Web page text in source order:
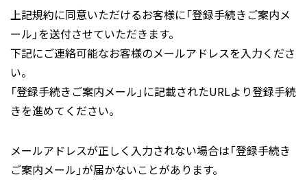
(4) 「登録者情報」とは、第3条に定める登録手続
きや変更手続きを行なう際等に当社に送付・
送信された情報及び、第4条に定めるIDとパ
スワードを意味します。
している全ての登録者情報のデータベースを
意味します。
第2条(本サービスの利用)
本サービスを利用するためには、本規約に同
2.
イラン、イラク、北朝鮮、シリア、キュー
バ、ロシア、ベラルーシからのアクセス及び
それらの国への情報提供禁止。
たは地域の輸出管理法令を遵守願います。
1.
本サービスからダウンロードされた外形図、
CADデータ、サンプル、ソフトウェア、ツー
上記規約に同意いただけるお客様に「登録手続きご案内メ
ール」を送付させていただきます。
下記にご連絡可能なお客様のメールアドレスを入力くださ
い。
「登録手続きご案内メール」に記載されたURLより登録手続
きを進めてください。
メールアドレスが正しく入力されない場合は「登録手続き
ご案内メール」が届かないことがあります。